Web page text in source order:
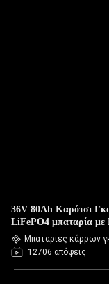
36V 80Ah Καρότσι
LiFePO4 μπαταρία
Μπαταρίες κάρρων
12706 απόψεις